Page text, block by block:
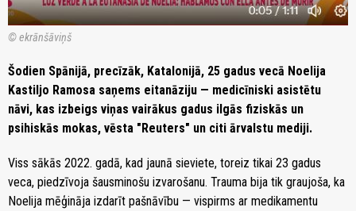
© ekrānšāviņš
Šodien Spānijā, precīzāk, Katalonijā, 25 gadus vecā Noelija
Kastiljo Ramosa saņems eitanāziju — medicīniski asistētu
nāvi, kas izbeigs viņas vairākus gadus ilgās fiziskās un
psihiskās mokas, vēsta "Reuters" un citi ārvalstu mediji.
Viss sākās 2022. gadā, kad jaunā sieviete, toreiz tikai 23 gadus
veca, piedzīvoja šausminošu izvarošanu. Trauma bija tik graujoša, ka
Noelija mēģināja izdarīt pašnāvību — vispirms ar medikamentu